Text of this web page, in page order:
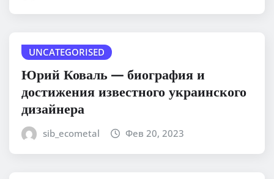
UNCATEGORISED
Юрий Коваль — биография и
достижения известного украинского
дизайнера
sib_ecometal Фев 20, 2023